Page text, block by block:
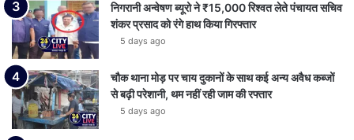
निगरानी अन्वेषण ब्यूरो ने ₹15,000 रिश्वत लेते पंचायत सचिव
शंकर प्रसाद को रंगे हाथ किया गिरफ्तार
5 days ago
चौक थाना मोड़ पर चाय दुकानों के साथ कई अन्य अवैध कब्जों
से बढ़ी परेशानी, थम नहीं रही जाम की रफ्तार
5 days ago